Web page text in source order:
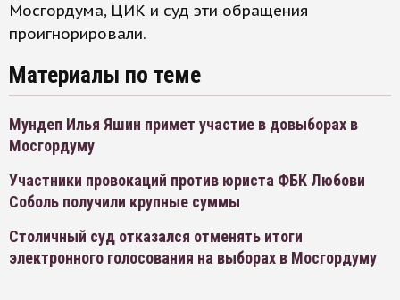
Мосгордума, ЦИК и суд эти обращения
проигнорировали.
Материалы по теме
Мундеп Илья Яшин примет участие в довыборах в
Мосгордуму
Участники провокаций против юриста ФБК Любови
Соболь получили крупные суммы
Столичный суд отказался отменять итоги
электронного голосования на выборах в Мосгордуму